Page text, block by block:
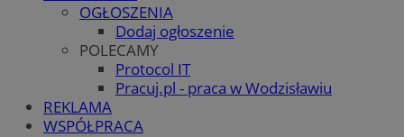
OGŁOSZENIA
Dodaj ogłoszenie
POLECAMY
Protocol IT
Pracuj.pl - praca w Wodzisławiu
REKLAMA
WSPÓŁPRACA